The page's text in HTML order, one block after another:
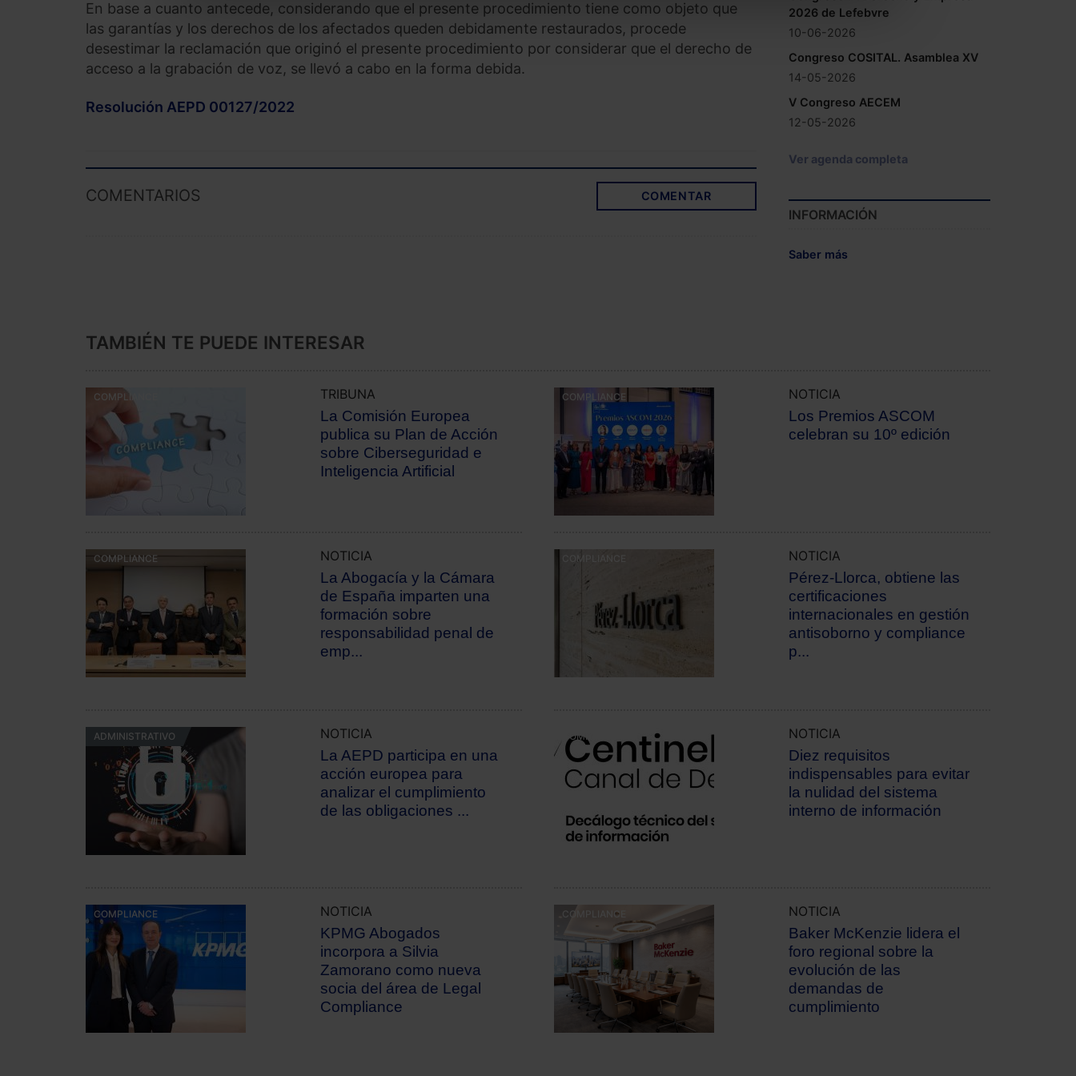
En base a cuanto antecede, considerando que el presente procedimiento tiene como objeto que
las garantías y los derechos de los afectados queden debidamente restaurados, procede
desestimar la reclamación que originó el presente procedimiento por considerar que el derecho de
acceso a la grabación de voz, se llevó a cabo en la forma debida.
Resolución AEPD 00127/2022
COMENTARIOS COMENTAR
2026 de Lefebvre
10-06-2026
Congreso COSITAL. Asamblea XV
14-05-2026
V Congreso AECEM
12-05-2026
Ver agenda completa
INFORMACIÓN
Saber más
TAMBIÉN TE PUEDE INTERESAR
COMPLIANCE TRIBUNA
La Comisión Europea
publica su Plan de Acción
sobre Ciberseguridad e
Inteligencia Artificial
COMPLIANCE NOTICIA
Los Premios ASCOM
celebran su 10º edición
COMPLIANCE NOTICIA
La Abogacía y la Cámara
de España imparten una
formación sobre
responsabilidad penal de
emp...
COMPLIANCE NOTICIA
Pérez-Llorca, obtiene las
certificaciones
internacionales en gestión
antisoborno y compliance
p...
ADMINISTRATIVO NOTICIA
La AEPD participa en una
acción europea para
analizar el cumplimiento
de las obligaciones ...
COMPLIANCE NOTICIA
Diez requisitos
indispensables para evitar
la nulidad del sistema
interno de información
COMPLIANCE NOTICIA
KPMG Abogados
incorpora a Silvia
Zamorano como nueva
socia del área de Legal
Compliance
COMPLIANCE NOTICIA
Baker McKenzie lidera el
foro regional sobre la
evolución de las
demandas de
cumplimiento